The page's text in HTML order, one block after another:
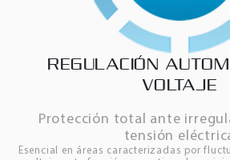
REGULACIÓN
VOLTAJE
Protección total ante
tensión
Esencial en áreas caracterizadas por